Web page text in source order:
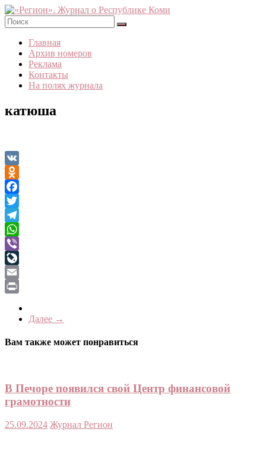
Skip
to
content
«Регион».
Журнал
Республике
Коми
Главная
Архив номеров
Реклама
Контакты
На полях журнала
катюша
VK
Odnoklassniki
Facebook
Twitter
Telegram
WhatsApp
Viber
LiveJournal
Email
Далее →
Вам также может понравиться
В Печоре появился свой Центр финансовой
грамотности
25.09.2024 Журнал Регион